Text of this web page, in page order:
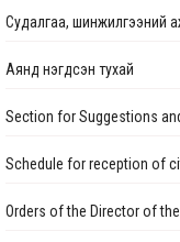
ажил үргэлжилж
НИЙСЛЭЛИЙН
Налайх дүүрэгт
Судалгаа, шинжилгээний
Аянд нэгдсэн тухай
Section for Suggestions
Schedule for reception of
Orders of the Director of